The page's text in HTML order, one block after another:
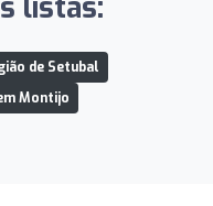
listas:
de Setubal
Montijo